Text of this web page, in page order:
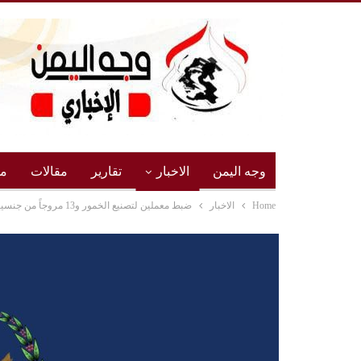
وجه اليمن الاخبار تقارير مقالات
Home الاخبار ضبط معملين لتصنيع الخمور و13 مروجاً من جنسيات أفريقية ويمنية